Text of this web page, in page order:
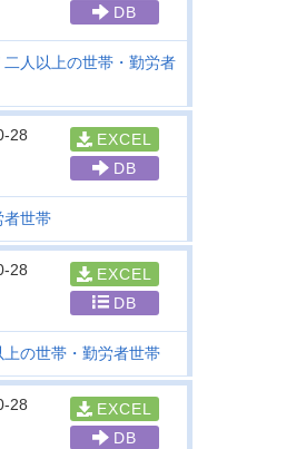
DB
二人以上の世帯・勤労者
28
EXCEL
DB
者世帯
28
EXCEL
DB
上の世帯・勤労者世帯
28
EXCEL
DB